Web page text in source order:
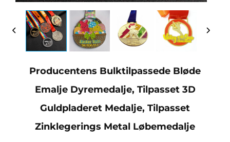
Producentens Bulktilpassede Bløde
Emalje Dyremedalje, Tilpasset 3D
Guldpladeret Medalje, Tilpasset
Zinklegerings Metal Løbemedalje